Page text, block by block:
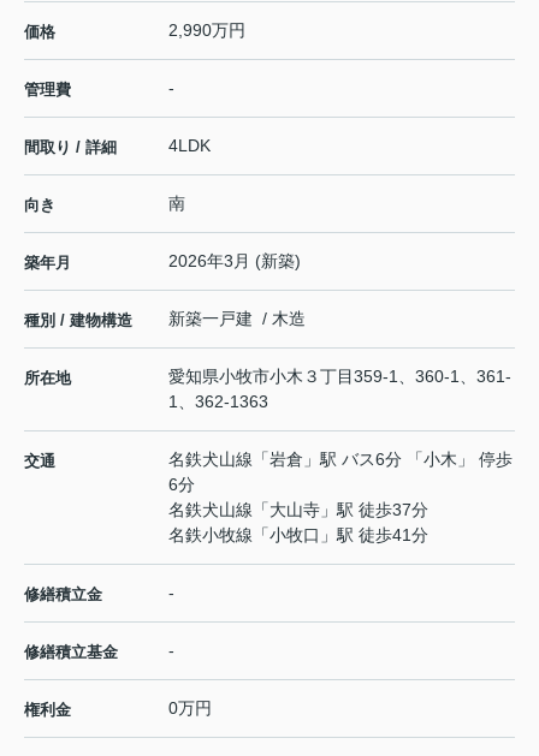
価格 2,990万円
管理費 -
間取り / 詳細 4LDK
向き 南
築年月 2026年3月 (新築)
種別 / 建物構造 新築一戸建 / 木造
所在地 愛知県小牧市小木 ３丁目359-1、360-1、361-
1、362-1363
交通 名鉄犬山線 「岩倉 」駅 バス6分 「小木」 停歩
6分
名鉄犬山線 「大山寺 」駅 徒歩37分
名鉄小牧線 「小牧口 」駅 徒歩41分
修繕積立金 -
修繕積立基金 -
権利金 0万円